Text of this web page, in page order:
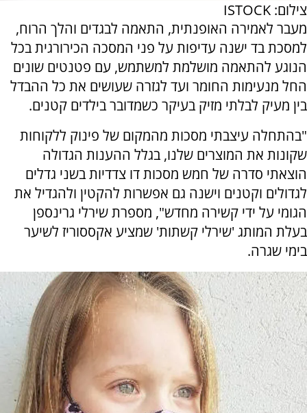
צילום: ISTOCK
מעבר לאמירה האופנתית, התאמה לבגדים והלך הרוח,
למסכת בד ישנה עדיפות על פני המסכה הכירורגית בכל
הנוגע להתאמה מושלמת למשתמש, עם פטנטים שונים
החל מנעימות החומר ועד לגזרה שעושים את כל ההבדל
בין מעיק לבלתי מזיק בעיקר כשמדובר בילדים קטנים.
"בהתחלה עיצבתי מסכות מהמקום של פינוק ללקוחות
שקונות את המוצרים שלנו, בגלל ההענות הגדולה
הוצאתי סדרה של חמש מסכות דו צדדיות בשני גדלים
לגדולים וקטנים וישנה גם אפשרות להקטין ולהגדיל את
הגומי על ידי קשירה מחדש", מספרת שירלי גרינספן
בעלת המותג 'שירלי קשתות' שמציע אקססוריז לשיער
בימי שגרה.